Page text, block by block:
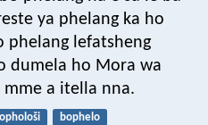
ya phelang ka ho
phelang lefatsheng
dumela ho Mora wa
a itella nna.
bophelo